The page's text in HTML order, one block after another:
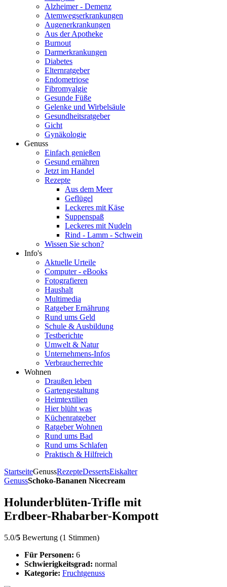
Alzheimer - Demenz
Atemwegserkrankungen
Augenerkrankungen
Aus der Apotheke
Burnout
Darmerkrankungen
Diabetes
Elternratgeber
Endometriose
Fibromyalgie
Gesunde Füße
Gelenke und Wirbelsäule
Gesundheitsratgeber
Gicht
Gynäkologie
Genuss
Einfach genießen
Gesund ernähren
Jetzt im Handel
Rezepte
Aus dem Meer
Geflügel
Leckeres mit Käse
Suppenspaß
Leckeres mit Nudeln
Rind - Lamm - Schwein
Wissen Sie schon?
Info's
Aktuelle Urteile
Computer - eBooks
Fotografieren
Haushalt
Multimedia
Ratgeber Ernährung
Rund ums Geld
Schule & Ausbildung
Testberichte
Umwelt & Natur
Unternehmens-Infos
Verbraucherrechte
Wohnen
Draußen leben
Gartengestaltung
Heimtextilien
Hier blüht was
Küchenratgeber
Ratgeber Wohnen
Rund ums Bad
Rund ums Schlafen
Praktisch & Hilfreich
StartseiteGenussRezepteDessertsEiskalter
GenussSchoko-Bananen Nicecream
Holunderblüten-Trifle mit
Erdbeer-Rhabarber-Kompott
5.0/5 Bewertung (1 Stimmen)
Für Personen: 6
Schwierigkeitsgrad: normal
Kategorie: Fruchtgenuss